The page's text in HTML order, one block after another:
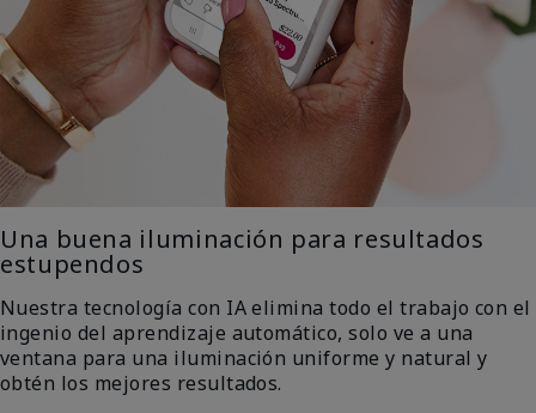
Una buena iluminación para resultados
estupendos
Nuestra tecnología con IA elimina todo el trabajo con el
ingenio del aprendizaje automático, solo ve a una
ventana para una iluminación uniforme y natural y
obtén los mejores resultados.